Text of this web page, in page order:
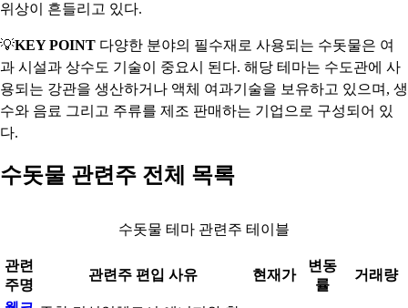
위상이 흔들리고 있다.
💡KEY POINT 다양한 분야의 필수재로 사용되는 수돗물은 여
과 시설과 상수도 기술이 중요시 된다. 해당 테마는 수도관에 사
용되는 강관을 생산하거나 액체 여과기술을 보유하고 있으며, 생
수와 음료 그리고 주류를 제조 판매하는 기업으로 구성되어 있
다.
수돗물 관련주 전체 목록
수돗물 테마 관련주 테이블
관련
주명
관련주 편입 사유 현재가
변동
률
거래량